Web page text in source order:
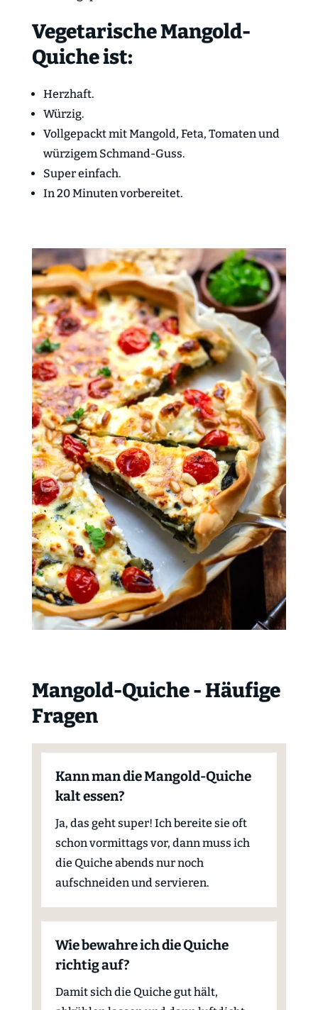
Vegetarische Mangold-
Quiche ist:
Herzhaft.
Würzig.
Vollgepackt mit Mangold, Feta, Tomaten und
würzigem Schmand-Guss.
Super einfach.
In 20 Minuten vorbereitet.
Mangold-Quiche - Häufige
Fragen
Kann man die Mangold-Quiche
kalt essen?
Ja, das geht super! Ich bereite sie oft
schon vormittags vor, dann muss ich
die Quiche abends nur noch
aufschneiden und servieren.
Wie bewahre ich die Quiche
richtig auf?
Damit sich die Quiche gut hält,